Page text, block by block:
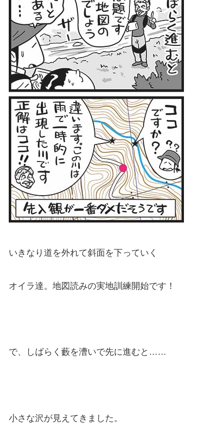
いきなり道を外れて斜面を下っていく
オイラ達。地図読みの実地訓練開始です！
で、しばらく藪を漕いで先に進むと……
小さな沢が見えてきました。